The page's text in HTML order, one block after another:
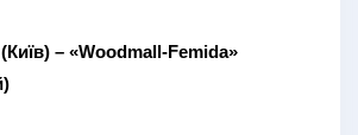
– «Woodmall-Femida»